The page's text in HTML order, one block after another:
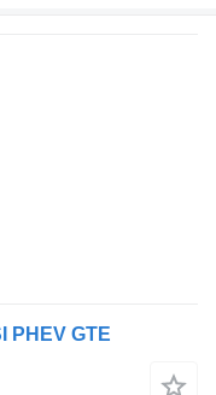
PHEV GTE